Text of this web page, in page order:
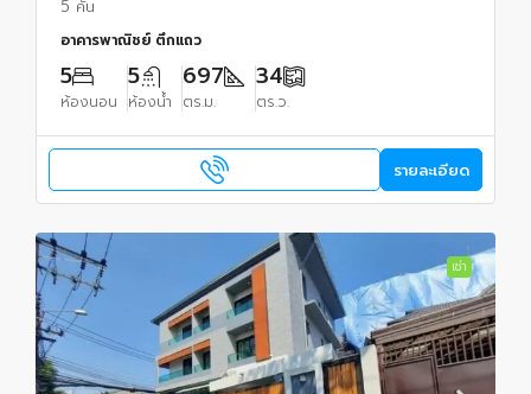
5 คัน
อาคารพาณิชย์ ตึกแถว
5
ห้องนอน
5
ห้องน้ำ
697
ตร.ม.
34
ตร.ว.
รายละเอียด
เช่า